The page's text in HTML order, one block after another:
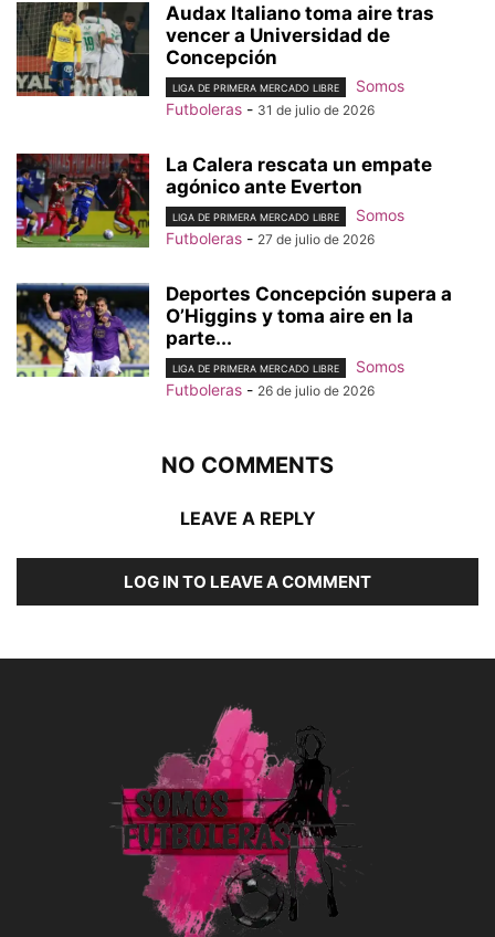
Audax Italiano toma aire tras
vencer a Universidad de
Concepción
LIGA DE PRIMERA MERCADO LIBRE
Somos
Futboleras - 31 de julio de 2026
La Calera rescata un empate
agónico ante Everton
LIGA DE PRIMERA MERCADO LIBRE
Somos
Futboleras - 27 de julio de 2026
Deportes Concepción supera a
O’Higgins y toma aire en la
parte...
LIGA DE PRIMERA MERCADO LIBRE
Somos
Futboleras - 26 de julio de 2026
NO COMMENTS
LEAVE A REPLY
LOG IN TO LEAVE A COMMENT